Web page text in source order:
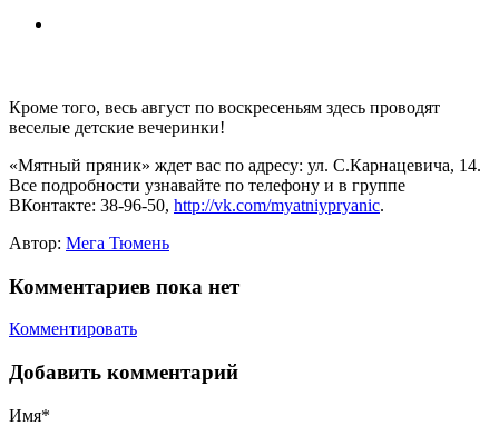
Кроме того, весь август по воскресеньям здесь проводят
веселые детские вечеринки!
«Мятный пряник» ждет вас по адресу: ул. С.Карнацевича, 14.
Все подробности узнавайте по телефону и в группе
ВКонтакте: 38-96-50, http://vk.com/myatniypryanic.
Автор: Мега Тюмень
Комментариев пока нет
Комментировать
Добавить комментарий
Имя*